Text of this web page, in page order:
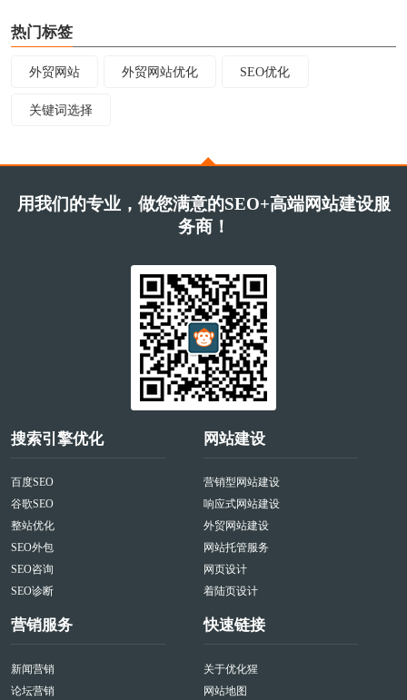
热门标签
外贸网站 外贸网站优化 SEO优化
关键词选择
用我们的专业，做您满意的SEO+高端网站建设服
务商！
搜索引擎优化
百度SEO
谷歌SEO
整站优化
SEO外包
SEO咨询
SEO诊断
网站建设
营销型网站建设
响应式网站建设
外贸网站建设
网站托管服务
网页设计
着陆页设计
营销服务
新闻营销
论坛营销
快速链接
关于优化猩
网站地图